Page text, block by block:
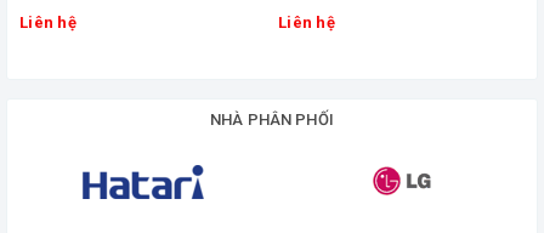
Liên hệ với chúng tôi qua Hotline 0938 205 056 để được hỗ trợ
Liên hệ Liên hệ
NHÀ PHÂN PHỐI